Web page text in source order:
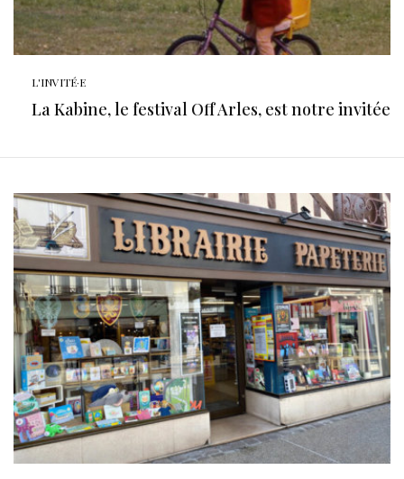
L'INVITÉ·E
La Kabine, le festival Off Arles, est notre invitée